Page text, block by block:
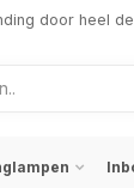
door heel de